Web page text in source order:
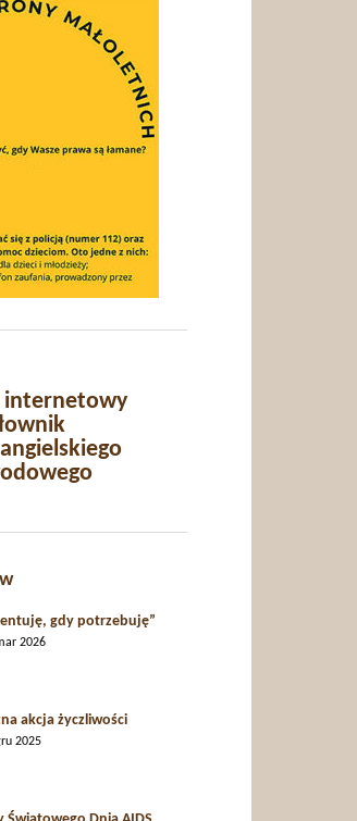
internetowy
gdy potrzebuję”
2026
akcja życzliwości
2025